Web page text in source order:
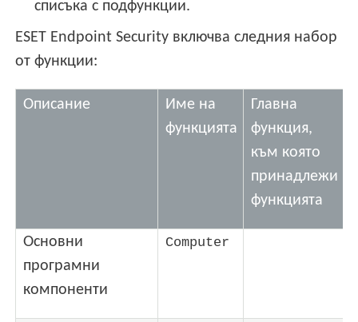
списъка с подфункции.
ESET Endpoint Security включва следния набор
от функции:
Описание
Име на
функцията
Главна
функция,
към която
принадлежи
функцията
Основни
програмни
компоненти
Computer